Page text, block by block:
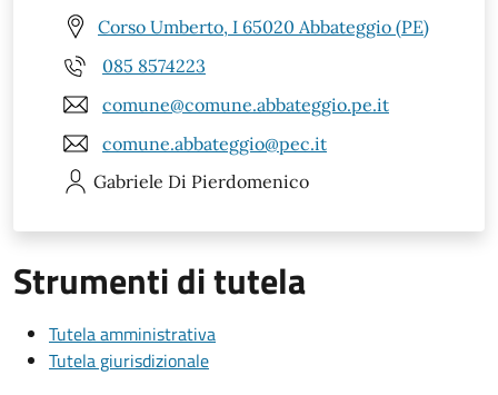
Corso Umberto, I 65020 Abbateggio (PE)
085 8574223
comune@comune.abbateggio.pe.it
comune.abbateggio@pec.it
Gabriele Di Pierdomenico
Strumenti di tutela
Tutela amministrativa
Tutela giurisdizionale